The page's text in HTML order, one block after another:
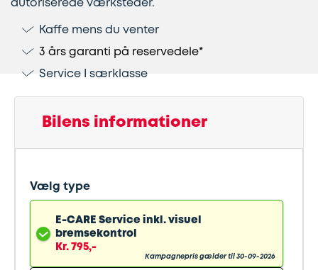
Lapning
af
dæk
Kobling
af
anhængertræk
Olieskift
Ladestandere
Vinterdæk
Stålfælge
Helårsdæk
Dækopbevaring
Guides
Helårsdæk
Kør
selv
ferie
og
reparation
Sikkerhed
Bosch
Car
Service
Landbrug
autoriserede værksteder.
Kaffe mens du venter
3 års garanti på reservedele*
Service I særklasse
Bilens informationer
Vælg type
Kampagnepris gælder til 30-09-2026
E-CARE Service inkl. visuel
bremsekontrol
Kr. 795,-